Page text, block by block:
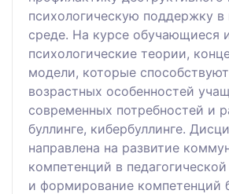
психологическую поддержку в
среде. На курсе обучающиеся
психологические теории,
модели, которые
возрастных особенностей
современных потребностей и
буллинге, кибербуллинге.
направлена на развитие
компетенций в
и формирование компетенций